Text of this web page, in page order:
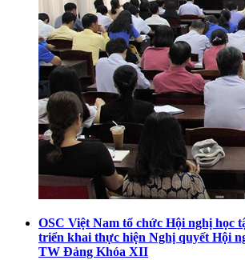
OSC Việt Nam tổ chức Hội nghị học
triển khai thực hiện Nghị quyết Hội
TW Đảng Khóa XII